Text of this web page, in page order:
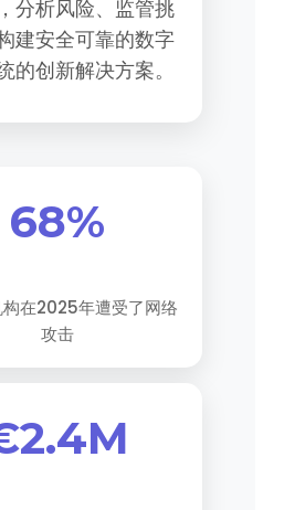
分析风险、监管挑
建安全可靠的数字
的创新解决方案。
68%
构在2025年遭受了网络
攻击